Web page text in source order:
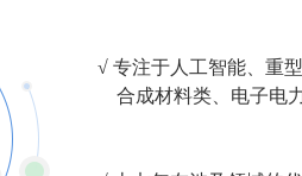
√ 专注于人工智能、重
合成材料类、电子电